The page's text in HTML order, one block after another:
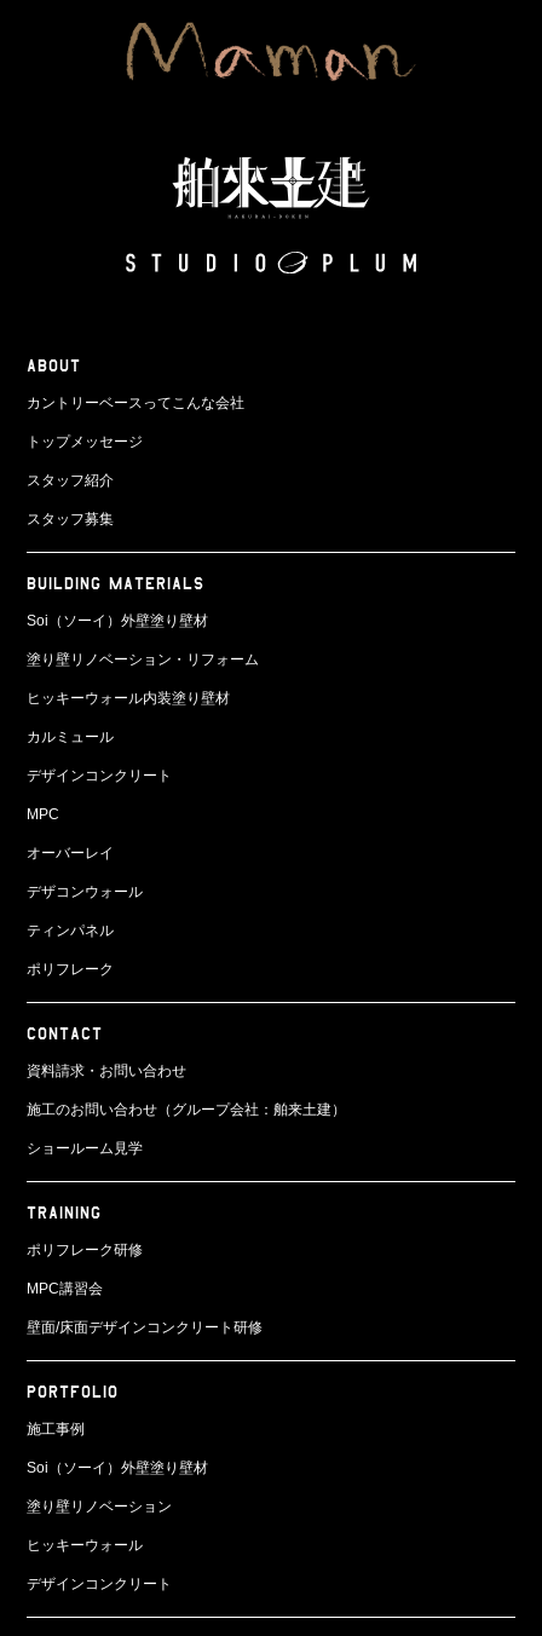
ABOUT
カントリーベースってこんな会社
トップメッセージ
スタッフ紹介
スタッフ募集
BUILDING MATERIALS
Soi（ソーイ）外壁塗り壁材
塗り壁リノベーション・リフォーム
ヒッキーウォール内装塗り壁材
カルミュール
デザインコンクリート
MPC
オーバーレイ
デザコンウォール
ティンパネル
ポリフレーク
CONTACT
資料請求・お問い合わせ
施工のお問い合わせ（グループ会社：舶来土建）
ショールーム見学
TRAINING
ポリフレーク研修
MPC講習会
壁面/床面デザインコンクリート研修
PORTFOLIO
施工事例
Soi（ソーイ）外壁塗り壁材
塗り壁リノベーション
ヒッキーウォール
デザインコンクリート